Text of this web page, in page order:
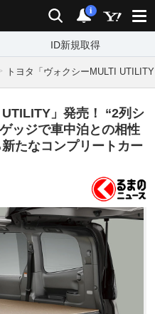
検索 通知
i
ID新規取得
トヨタ「ヴォクシーMULTI
」発売！ “2列シ
ッジで車中泊との相性
たなコンプリートカー